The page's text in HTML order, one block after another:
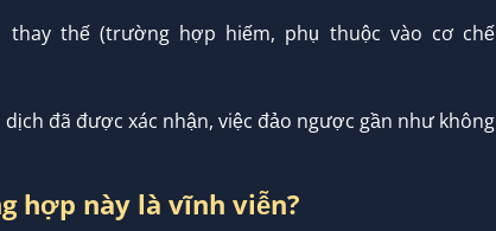
thế (trường hợp hiếm, phụ thuộc vào cơ chế
đã được xác nhận, việc đảo ngược gần như không
hợp này là vĩnh viễn?